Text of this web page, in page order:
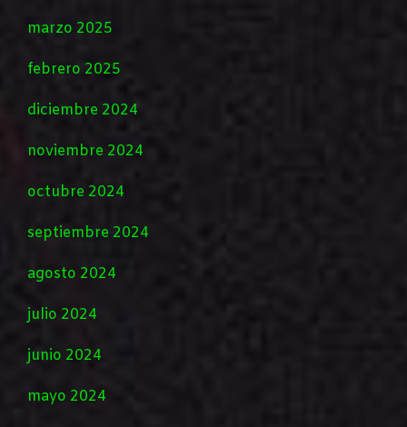
marzo 2025
febrero 2025
diciembre 2024
noviembre 2024
octubre 2024
septiembre 2024
agosto 2024
julio 2024
junio 2024
mayo 2024